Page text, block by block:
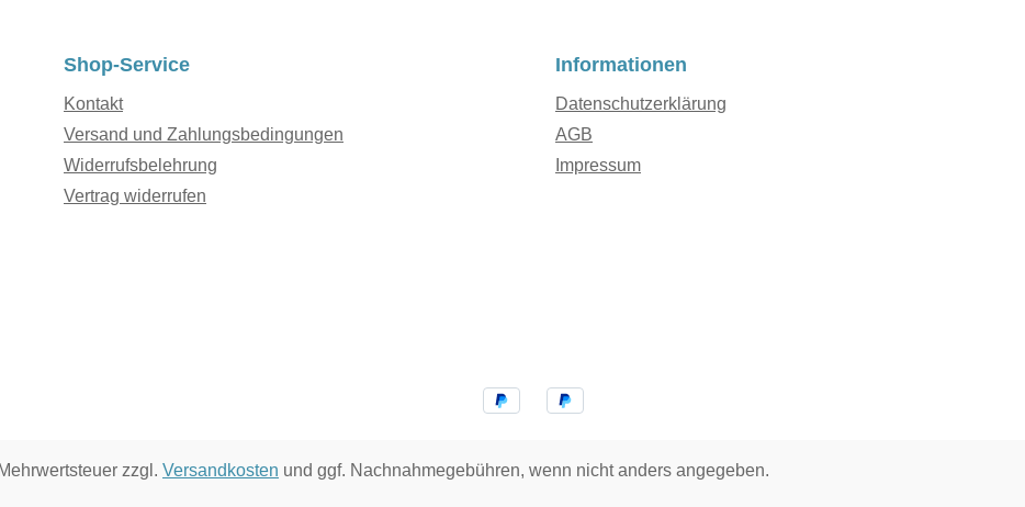
Shop-Service
Kontakt
Versand und Zahlungsbedingungen
Widerrufsbelehrung
Vertrag widerrufen
Informationen
Datenschutzerklärung
AGB
Impressum
zzgl. Versandkosten und ggf. Nachnahmegebühren, wenn nicht anders angegeben.